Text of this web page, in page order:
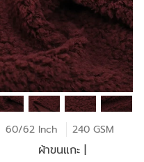
60/62 Inch 240 GSM
ผ้าขนแกะ |